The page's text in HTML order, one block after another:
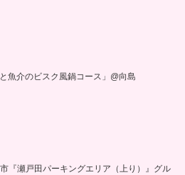
魚介のビスク風鍋コース」@向島
『瀬戸田パーキングエリア（上り）』グル